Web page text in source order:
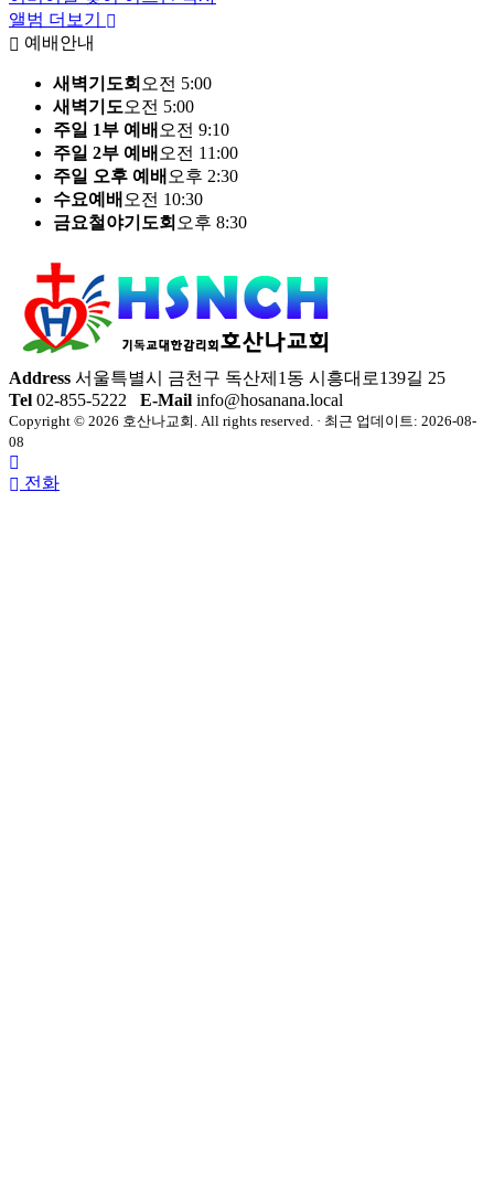
앨범 더보기
예배안내
새벽기도회 오전 5:00
새벽기도오전 5:00
주일 1부 예배 오전 9:10
주일 2부 예배 오전 11:00
주일 오후 예배 오후 2:30
수요예배 오전 10:30
금요철야기도회 오후 8:30
Address 서울특별시 금천구 독산제1동 시흥대로139길 25
Tel 02-855-5222 E-Mail info@hosanana.local
Copyright © 2026 호산나교회. All rights reserved. · 최근 업데이트: 2026-08-
08
전화